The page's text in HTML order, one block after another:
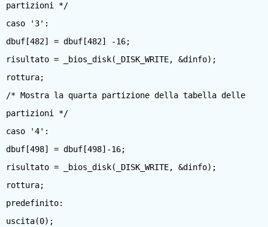
partizioni */
caso '3':
dbuf[482] = dbuf[482] -16;
risultato = _bios_disk(_DISK_WRITE, &dinfo);
rottura;
/* Mostra la quarta partizione della tabella delle
partizioni */
caso '4':
dbuf[498] = dbuf[498]-16;
risultato = _bios_disk(_DISK_WRITE, &dinfo);
rottura;
predefinito:
uscita(0);